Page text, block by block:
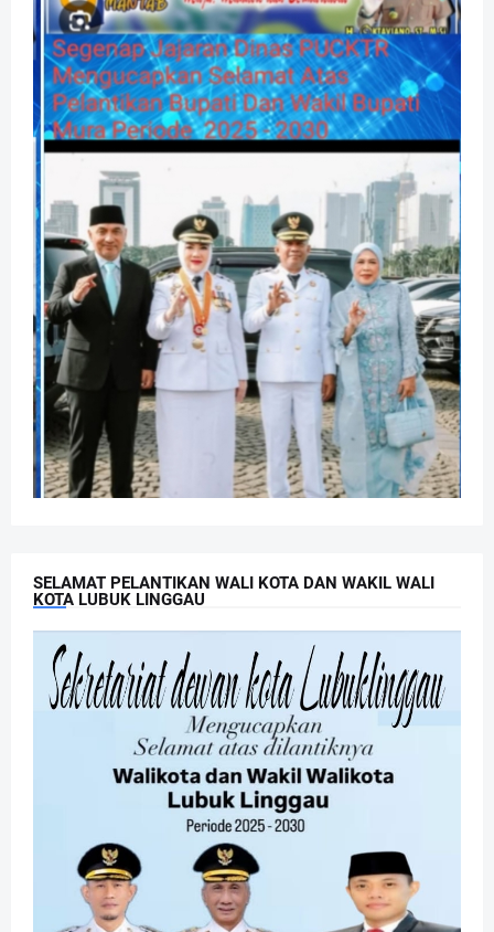
SELAMAT PELANTIKAN WALI KOTA DAN WAKIL WALI
KOTA LUBUK LINGGAU